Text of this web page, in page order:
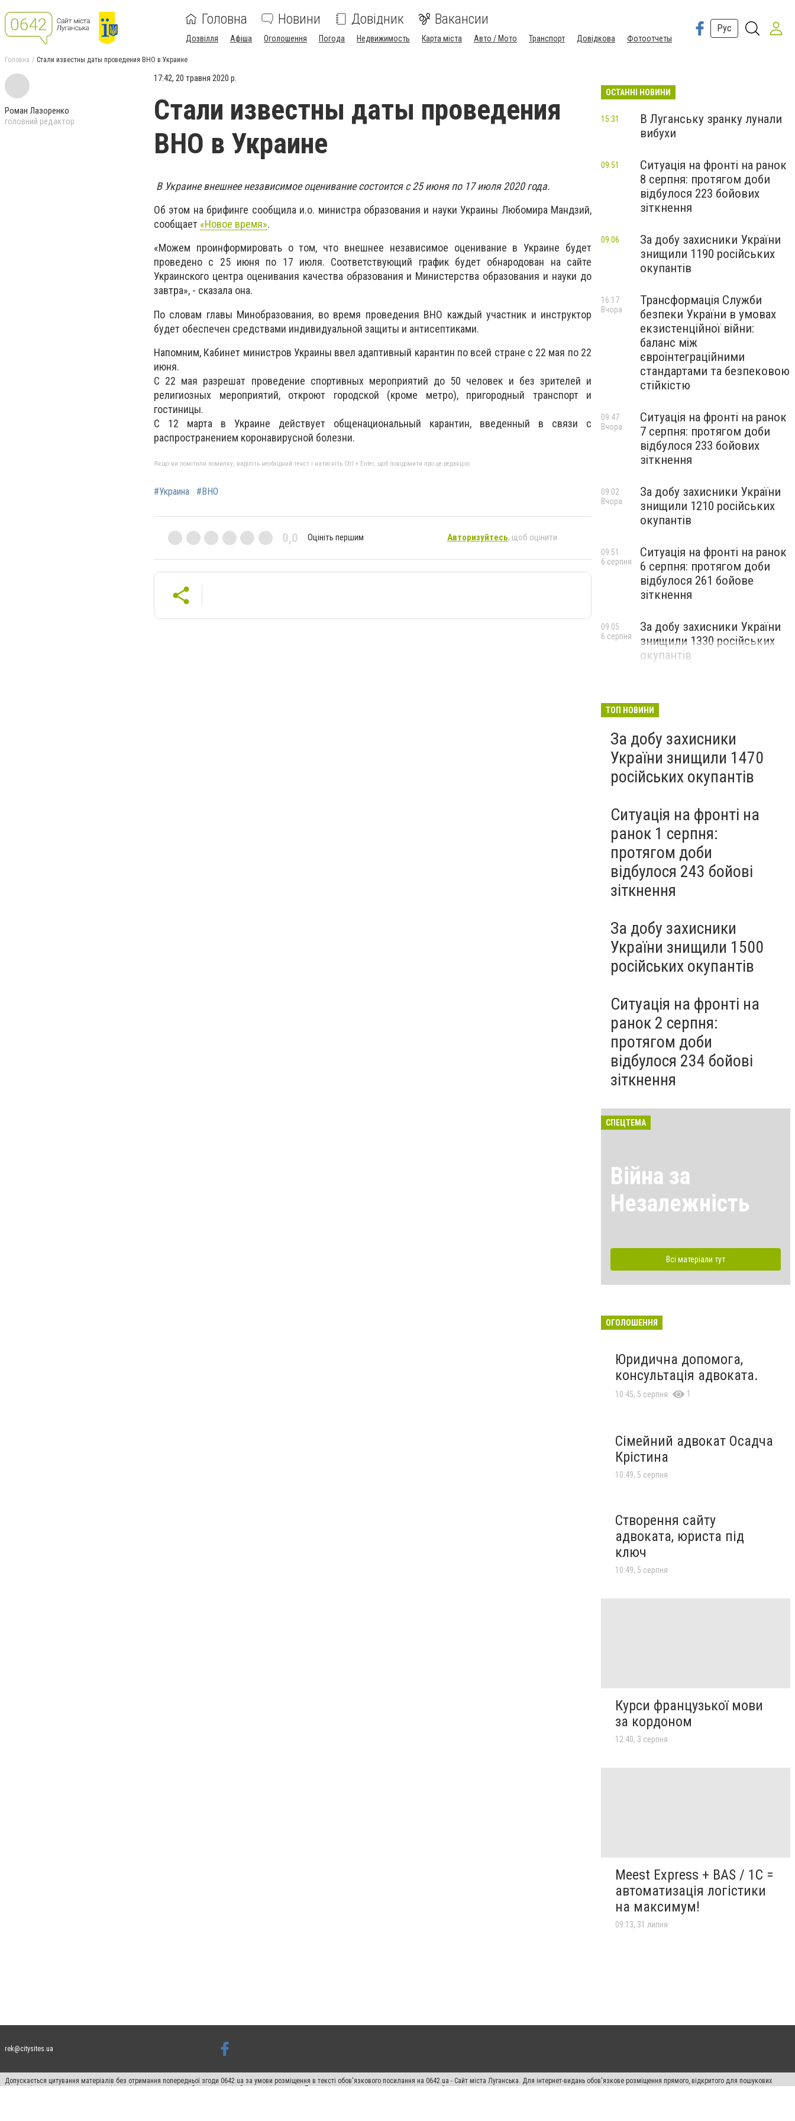
Головна Новини Довідник Вакансии
Дозвілля Афіша Оголошення Погода Недвижимость Карта міста Авто / Мото Транспорт Довідкова Фотоотчеты
Рус
Головна Стали известны даты проведения ВНО в Украине
Роман Лазоренко
головний редактор
17:42, 20 травня 2020 р.
Стали известны даты проведения
ВНО в Украине
В Украине внешнее независимое оценивание состоится с 25 июня по 17 июля 2020 года.
Об этом на брифинге сообщила и.о. министра образования и науки Украины Любомира Мандзий,
сообщает «Новое время».
«Можем проинформировать о том, что внешнее независимое оценивание в Украине будет
проведено с 25 июня по 17 июля. Соответствующий график будет обнародован на сайте
Украинского центра оценивания качества образования и Министерства образования и науки до
завтра», - сказала она.
По словам главы Минобразования, во время проведения ВНО каждый участник и инструктор
будет обеспечен средствами индивидуальной защиты и антисептиками.
Напомним, Кабинет министров Украины ввел адаптивный карантин по всей стране с 22 мая по 22
июня.
С 22 мая разрешат проведение спортивных мероприятий до 50 человек и без зрителей и
религиозных мероприятий, откроют городской (кроме метро), пригородный транспорт и
гостиницы.
С 12 марта в Украине действует общенациональный карантин, введенный в связи с
распространением коронавирусной болезни.
Якщо ви помітили помилку, виділіть необхідний текст і натисніть Ctrl + Enter, щоб повідомити про це редакцію
#Украина #ВНО
0,0 Оцініть першим Авторизуйтесь, щоб оцінити
ОСТАННІ НОВИНИ
В Луганську зранку лунали
вибухи
15:31
Ситуація на фронті на ранок
8 серпня: протягом доби
відбулося 223 бойових
зіткнення
09:51
За добу захисники України
знищили 1190 російських
окупантів
09:06
Трансформація Служби
безпеки України в умовах
екзистенційної війни:
баланс між
євроінтеграційними
стандартами та безпековою
стійкістю
16:17
Вчора
Ситуація на фронті на ранок
7 серпня: протягом доби
відбулося 233 бойових
зіткнення
09:47
Вчора
За добу захисники України
знищили 1210 російських
окупантів
09:02
Вчора
Ситуація на фронті на ранок
6 серпня: протягом доби
відбулося 261 бойове
зіткнення
09:51
6 серпня
За добу захисники України
знищили 1330 російських
окупантів
09:05
6 серпня
ТОП НОВИНИ
За добу захисники
України знищили 1470
російських окупантів
Ситуація на фронті на
ранок 1 серпня:
протягом доби
відбулося 243 бойові
зіткнення
За добу захисники
України знищили 1500
російських окупантів
Ситуація на фронті на
ранок 2 серпня:
протягом доби
відбулося 234 бойові
зіткнення
СПЕЦТЕМА
Війна за
Незалежність
Всі матеріали тут
ОГОЛОШЕННЯ
Юридична допомога,
консультація адвоката.
10:45, 5 серпня 1
Сімейний адвокат Осадча
Крістина
10:49, 5 серпня
Створення сайту
адвоката, юриста під
ключ
10:49, 5 серпня
Курси французької мови
за кордоном
12:40, 3 серпня
Meest Express + BAS / 1C =
автоматизація логістики
на максимум!
09:13, 31 липня
rek@citysites.ua
Допускається цитування матеріалів без отримання попередньої згоди 0642.ua за умови розміщення в тексті обов'язкового посилання на 0642.ua - Сайт міста Луганська. Для інтернет-видань обов'язкове розміщення прямого, відкритого для пошукових
систем гіперпосилання на цитовані статті не нижче другого абзацу в тексті або в якості джерела. Порушення виняткових прав переслідується Законом.